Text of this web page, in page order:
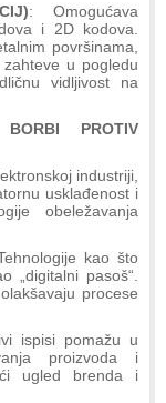
: Omogućava
i 2D kodova.
površinama,
u pogledu
vidljivost na
BORBI PROTIV
industriji,
usklađenost i
obeležavanja
kao što
pasoš“.
procese
ispisi pomažu u
proizvoda i
ugled brenda i